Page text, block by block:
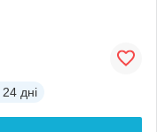
24 дні